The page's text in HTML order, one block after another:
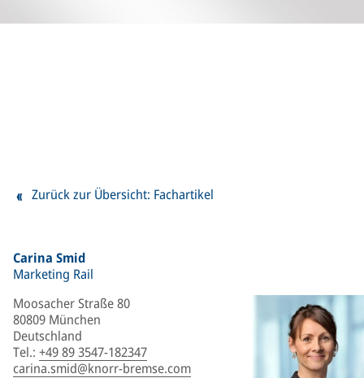
Carina Smid
Marketing Rail
Moosacher Straße 80
80809 München
Deutschland
Tel.: +49 89 3547-182347
carina.smid@knorr-bremse.com
Zurück zur Übersicht: Fachartikel